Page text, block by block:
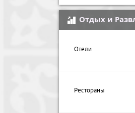
Отдых и
Отели
Рестораны